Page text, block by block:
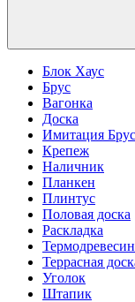
Блок Хаус
Брус
Вагонка
Доска
Имитация
Крепеж
Наличник
Планкен
Плинтус
Половая доска
Раскладка
Террасная
Уголок
Штапик